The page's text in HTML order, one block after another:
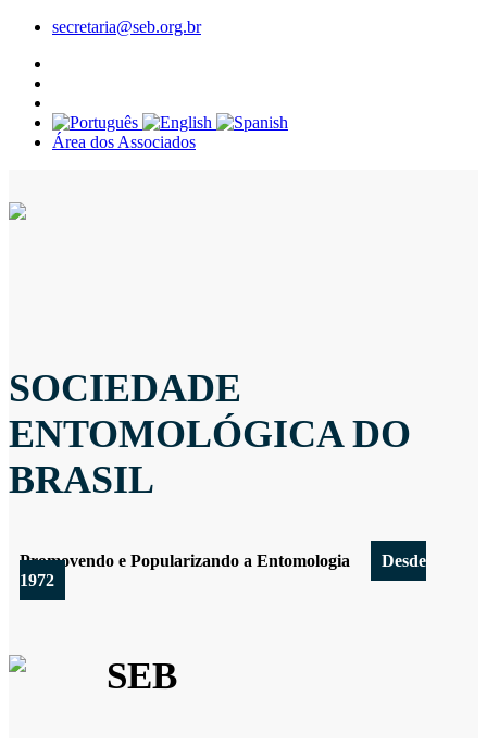
secretaria@seb.org.br
Área dos Associados
SOCIEDADE
ENTOMOLÓGICA DO
BRASIL
Promovendo e Popularizando a Entomologia
Desde
1972
SEB